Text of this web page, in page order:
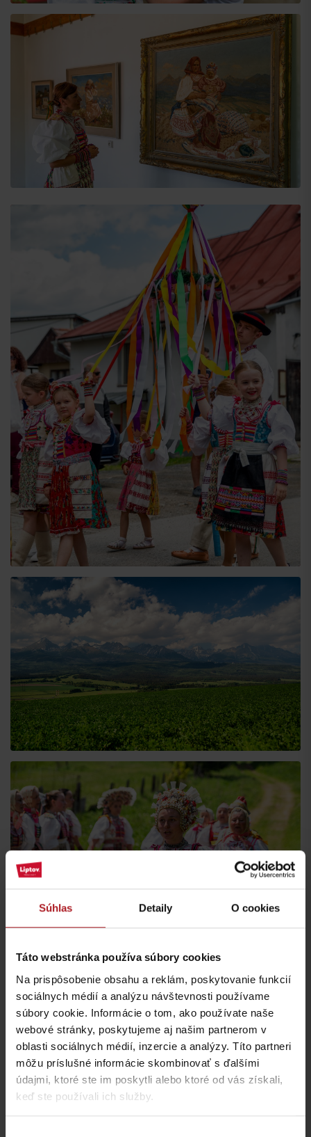
Súhlas Detaily O cookies
Táto webstránka používa súbory cookies
Na prispôsobenie obsahu a reklám, poskytovanie funkcií
sociálnych médií a analýzu návštevnosti používame
súbory cookie. Informácie o tom, ako používate naše
webové stránky, poskytujeme aj našim partnerom v
oblasti sociálnych médií, inzercie a analýzy. Títo partneri
môžu príslušné informácie skombinovať s ďalšími
údajmi, ktoré ste im poskytli alebo ktoré od vás získali,
keď ste používali ich služby.
Príchod